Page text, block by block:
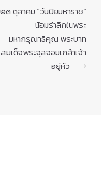
๒๓ ตุลาคม “วันปิยมหาราช”
น้อมรำลึกในพระ
มหากรุณาธิคุณ พระบาท
สมเด็จพระจุลจอมเกล้าเจ้า
อยู่หัว ⟶